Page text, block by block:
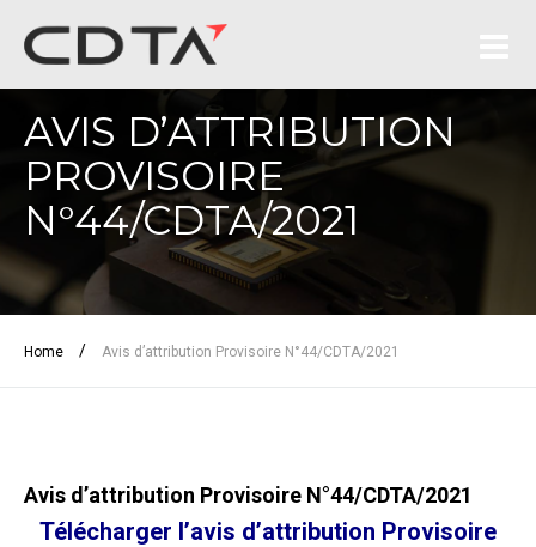
AVIS D’ATTRIBUTION
PROVISOIRE
N°44/CDTA/2021
Home / Avis d’attribution Provisoire N°44/CDTA/2021
Avis d’attribution Provisoire N°44/CDTA/2021
Télécharger l’avis d’attribution Provisoire